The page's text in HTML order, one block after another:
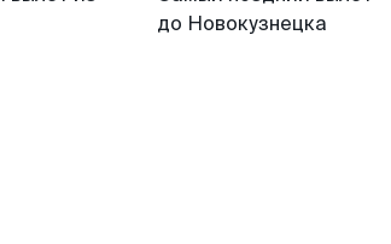
до Новокузнецка